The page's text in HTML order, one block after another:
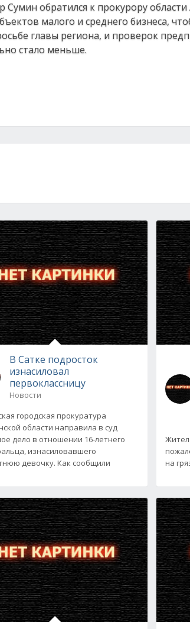
обратился к прокурору
малого и среднего бизнеса,
главы региона, и проверок
стало меньше.
В Сатке подросток
изнасиловал
первоклассницу
Новости
городская прокуратура
области направила в суд
дело в отношении 16-летнего
изнасиловавшего
девочку. Как сообщили
на